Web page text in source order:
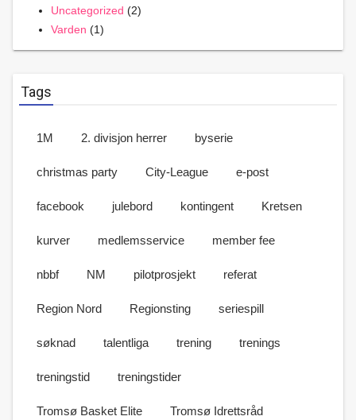
Uncategorized (2)
Varden (1)
Tags
1M 2. divisjon herrer byserie
christmas party City-League e-post
facebook julebord kontingent Kretsen
kurver medlemsservice member fee
nbbf NM pilotprosjekt referat
Region Nord Regionsting seriespill
søknad talentliga trening trenings
treningstid treningstider
Tromsø Basket Elite Tromsø Idrettsråd